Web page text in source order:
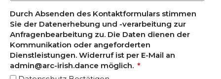
Durch Absenden des Kontaktformulars stimmen
Sie der Datenerhebung und -verarbeitung zur
Anfragenbearbeitung zu. Die Daten dienen der
Kommunikation oder angeforderten
Dienstleistungen. Widerruf ist per E-Mail an
admin@arc-irish.dance möglich.